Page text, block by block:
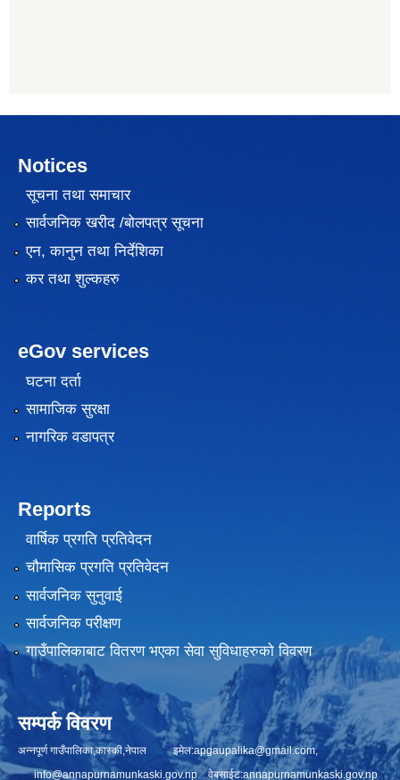
Notices
सूचना तथा समाचार
सार्वजनिक खरीद /बोलपत्र सूचना
एन, कानुन तथा निर्देशिका
कर तथा शुल्कहरु
eGov services
घटना दर्ता
सामाजिक सुरक्षा
नागरिक वडापत्र
Reports
वार्षिक प्रगति प्रतिवेदन
चौमासिक प्रगति प्रतिवेदन
सार्वजनिक सुनुवाई
सार्वजनिक परीक्षण
गाउँपालिकाबाट वितरण भएका सेवा सुविधाहरुको विवरण
सम्पर्क विवरण
अन्नपूर्ण गाउँपालिका,कास्की,नेपाल इमेल:apgaupalika@gmail.com,
info@annapurnamunkaski.gov.npवेबसाईट:annapurnamunkaski.gov.np